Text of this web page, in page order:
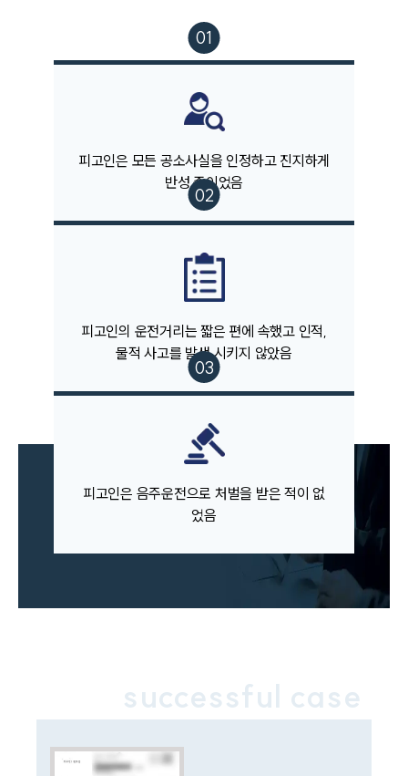
팀소개
팀소개
대륜의 강점
오시는 길
고객의 소리
통합검색
AI대륜
업무사례
주요 업무사례
사례분석/최신동향
법률정보
법률지식인
구성원 소개
음주운전·교통사고전문변호사추천
피고인은 모든 공소사실을 인정하고 진지하게
반성 중이었음
피고인의 운전거리는 짧은 편에 속했고 인적,
물적 사고를 발생 시키지 않았음
피고인은 음주운전으로 처벌을 받은 적이 없
었음
successful case